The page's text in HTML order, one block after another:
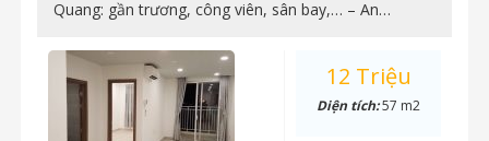
Quang: gần trương, công viên, sân bay,… – An…
12 Triệu
Diện tích:57 m2